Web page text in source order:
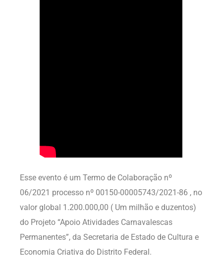
Esse evento é um Termo de Colaboração nº
06/2021 processo nº 00150-00005743/2021-86 , no
valor global 1.200.000,00 ( Um milhão e duzentos)
do Projeto “Apoio Atividades Carnavalescas
Permanentes”, da Secretaria de Estado de Cultura e
Economia Criativa do Distrito Federal.